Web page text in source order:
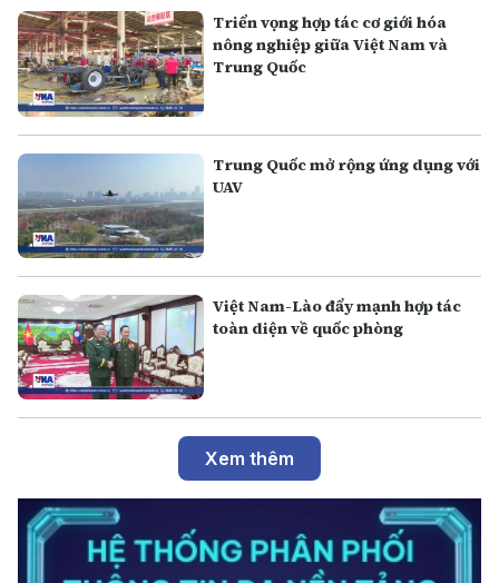
Triển vọng hợp tác cơ giới hóa
nông nghiệp giữa Việt Nam và
Trung Quốc
Trung Quốc mở rộng ứng dụng với
UAV
Việt Nam-Lào đẩy mạnh hợp tác
toàn diện về quốc phòng
Xem thêm